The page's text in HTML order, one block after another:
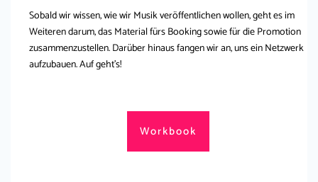
Sobald wir wissen, wie wir Musik veröffentlichen wollen, geht es im
Weiteren darum, das Material fürs Booking sowie für die Promotion
zusammenzustellen. Darüber hinaus fangen wir an, uns ein Netzwerk
aufzubauen. Auf geht's!
Workbook